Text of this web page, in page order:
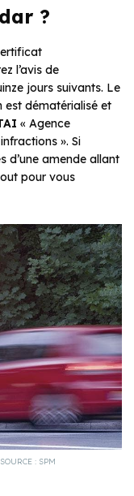
?
l’avis de
jours suivants. Le
est dématérialisé et
« Agence
». Si
d’une amende allant
pour vous
: SPM